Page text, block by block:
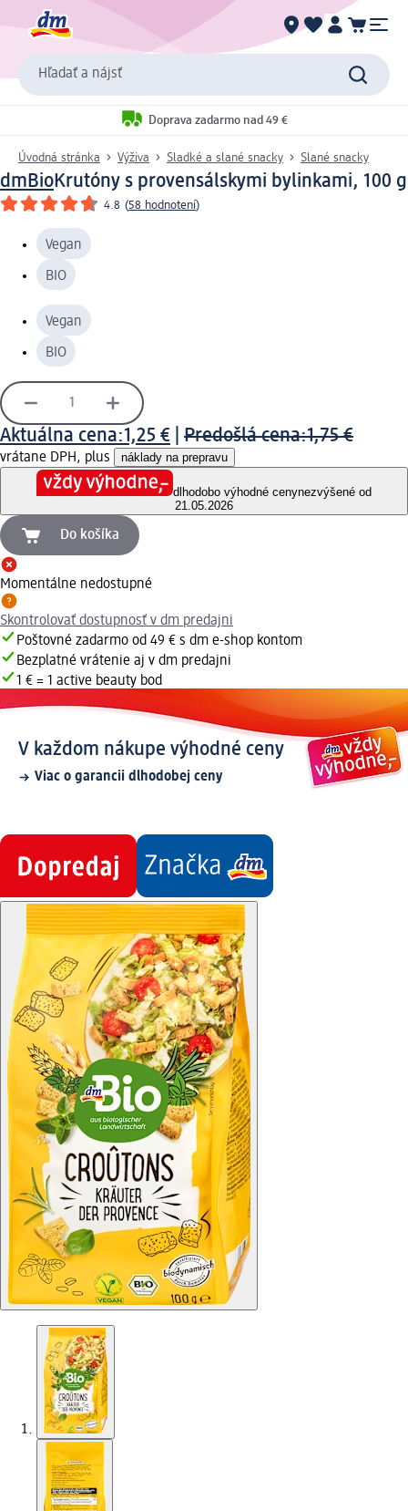
Hľadať a nájsť
Doprava zadarmo nad 49 €
Úvodná stránka Výživa Sladké a slané snacky Slané snacky
dmBioKrutóny s provensálskymi bylinkami, 100 g
4.8 (58 hodnotení)
Vegan
BIO
Vegan
BIO
Aktuálna cena:1,25 € Predošlá cena:1,75 €
vrátane DPH, plus náklady na prepravu
dlhodobo výhodné cenynezvýšené od
21.05.2026
Do košíka
Momentálne nedostupné
Skontrolovať dostupnosť v dm predajni
Poštovné zadarmo od 49 € s dm e-shop kontom
Bezplatné vrátenie aj v dm predajni
1 € = 1 active beauty bod
V každom nákupe výhodné ceny
Viac o garancii dlhodobej ceny